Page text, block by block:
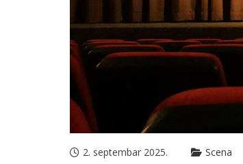
2. septembar 2025. Scena